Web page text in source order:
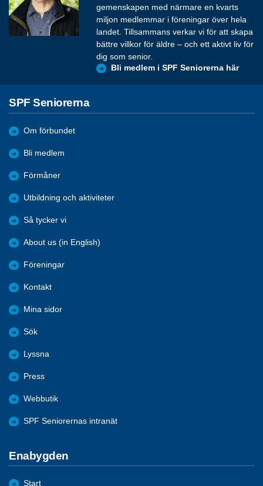
gemenskapen med närmare en kvarts
miljon medlemmar i föreningar över hela
landet. Tillsammans verkar vi för att skapa
bättre villkor för äldre – och ett aktivt liv för
dig som senior.
Bli medlem i SPF Seniorerna här
SPF Seniorerna
Om förbundet
Bli medlem
Förmåner
Utbildning och aktiviteter
Så tycker vi
About us (in English)
Föreningar
Kontakt
Mina sidor
Sök
Lyssna
Press
Webbutik
SPF Seniorernas intranät
Enabygden
Start